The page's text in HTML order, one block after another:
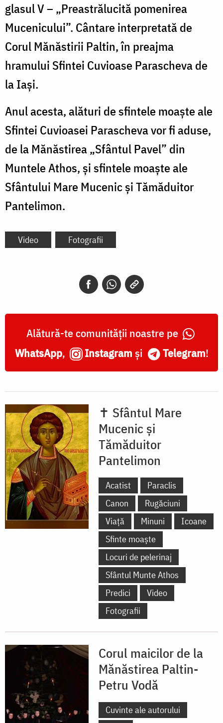
glasul V – „Preastrălucită pomenirea
Mucenicului”. Cântare interpretată de
Corul Mănăstirii Paltin, în preajma
hramului Sfintei Cuvioase Parascheva de
la Iași.
Anul acesta, alături de sfintele moaște ale
Sfintei Cuvioasei Parascheva vor fi aduse,
de la Mănăstirea „Sfântul Pavel” din
Muntele Athos, și sfintele moaște ale
Sfântului Mare Mucenic şi Tămăduitor
Pantelimon.
Video Fotografii
Alătură-te comunității noastre pe
WhatsApp, Instagram și Telegram!
✝ Sfântul Mare
Mucenic și
Tămăduitor
Pantelimon
Acatist
Paraclis
Canon
Rugăciuni
Viață
Minuni
Icoane
Sfinte moaște
Locuri de pelerinaj
Sfântul Munte Athos
Predici
Video
Fotografii
Corul maicilor de la
Mănăstirea Paltin-
Petru Vodă
Cuvinte ale autorului